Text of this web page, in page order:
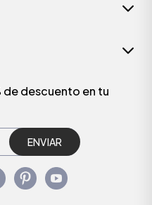
de descuento en tu
ENVIAR